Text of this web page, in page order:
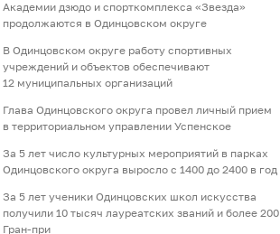
Академии дзюдо и спорткомплекса «Звезда»
продолжаются в Одинцовском округе
В Одинцовском округе работу спортивных
учреждений и объектов обеспечивают
12 муниципальных организаций
Глава Одинцовского округа провел личный прием
в территориальном управлении Успенское
За 5 лет число культурных мероприятий в парках
Одинцовского округа выросло с 1400 до 2400 в год
За 5 лет ученики Одинцовских школ искусства
получили 10 тысяч лауреатских званий и более 200
Гран-при